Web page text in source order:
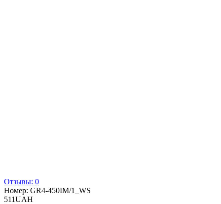
Отзывы: 0
Номер: GR4-450IM/1_WS
511UAH